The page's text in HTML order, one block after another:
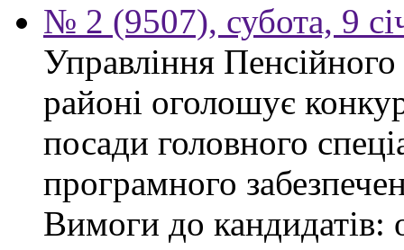
№ 2 (9507), субота, 9
Управління
районі оголошує
посади головного
програмного
Вимоги до кандидатів: